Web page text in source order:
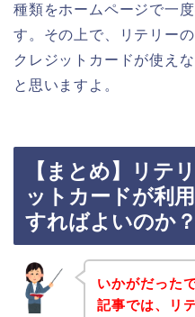
種類をホームページで一
す。その上で、リテリー
クレジットカードが使え
と思いますよ。
【まとめ】リテ
ットカードが利
すればよいのか？
いかがだった
記事では、リ